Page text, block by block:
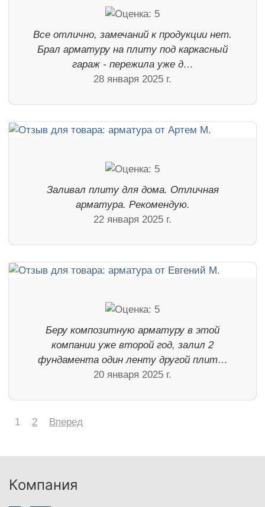
Все отлично, замечаний к продукции нет.
Брал арматуру на плиту под каркасный
гараж - пережила уже д…
28 января 2025 г.
Заливал плиту для дома. Отличная
арматура. Рекомендую.
22 января 2025 г.
Беру композитную арматуру в этой
компании уже второй год, залил 2
фундамента один ленту другой плит…
20 января 2025 г.
1 2 Вперед
Компания